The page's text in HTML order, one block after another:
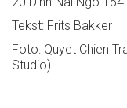
Tekst: Frits Bakker
Foto: Quyet Chien
Studio)